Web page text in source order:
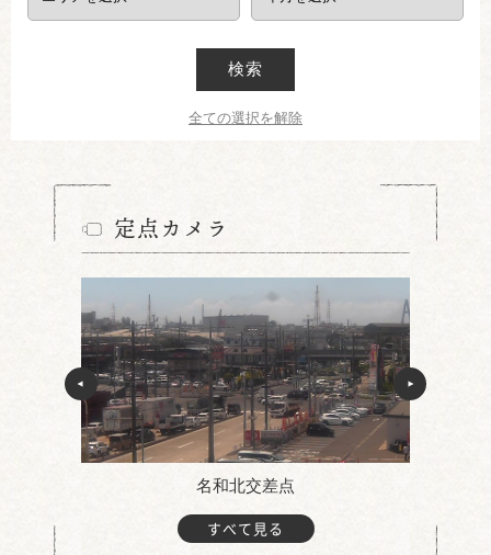
検索
全ての選択を解除
定点カメラ
名和北交差点
すべて見る